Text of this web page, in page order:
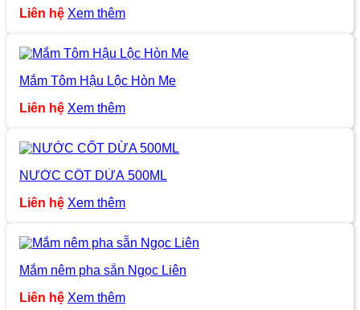
Liên hệ Xem thêm
Mắm Tôm Hậu Lộc Hòn Me
Liên hệ Xem thêm
NƯỚC CỐT DỪA 500ML
Liên hệ Xem thêm
Mắm nêm pha sẵn Ngọc Liên
Liên hệ Xem thêm